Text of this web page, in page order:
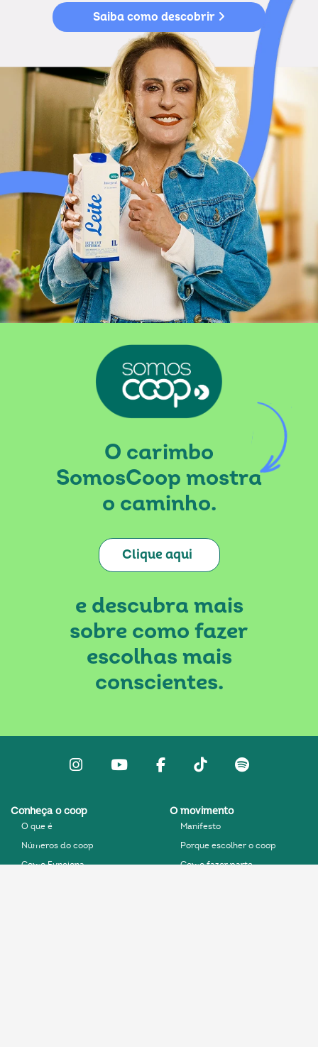
Saiba como descobrir
O carimbo
SomosCoop mostra
o caminho.
Clique aqui
e descubra mais
sobre como fazer
escolhas mais
conscientes.
InstagramYoutubefacebookTiktokSpotify
Conheça o coop
O que é
Números do coop
Como Funciona
O movimento
Manifesto
Porque escolher o coop
Como fazer parte